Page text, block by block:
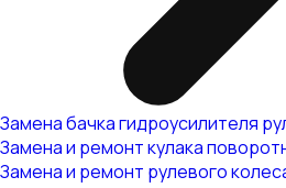
Замена бачка гидроусилителя
Замена и ремонт кулака
Замена и ремонт рулевого